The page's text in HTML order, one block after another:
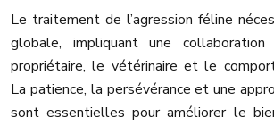
Le traitement de l’agression féline
globale, impliquant une
propriétaire, le vétérinaire et le
La patience, la persévérance et une
sont essentielles pour améliorer le